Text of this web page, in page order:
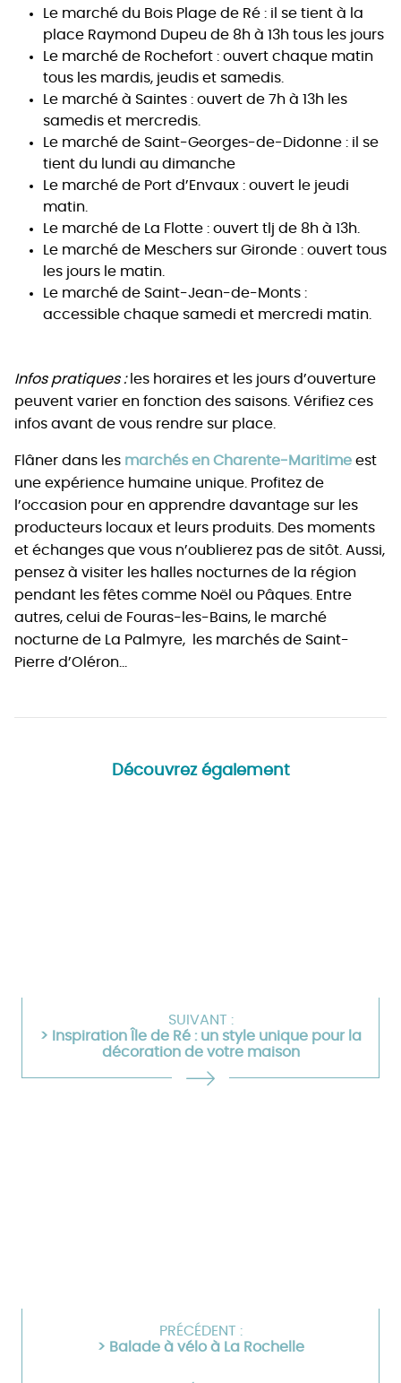
Le marché du Bois Plage de Ré : il se tient à la
place Raymond Dupeu de 8h à 13h tous les jours
Le marché de Rochefort : ouvert chaque matin
tous les mardis, jeudis et samedis.
Le marché à Saintes : ouvert de 7h à 13h les
samedis et mercredis.
Le marché de Saint-Georges-de-Didonne : il se
tient du lundi au dimanche
Le marché de Port d’Envaux : ouvert le jeudi
matin.
Le marché de La Flotte : ouvert tlj de 8h à 13h.
Le marché de Meschers sur Gironde : ouvert tous
les jours le matin.
Le marché de Saint-Jean-de-Monts :
accessible chaque samedi et mercredi matin.
Infos pratiques:les horaires et les jours d’ouverture
peuvent varier en fonction des saisons. Vérifiez ces
infos avant de vous rendre sur place.
Flâner dans les marchés en Charente-Maritime est
une expérience humaine unique. Profitez de
l’occasion pour en apprendre davantage sur les
producteurs locaux et leurs produits. Des moments
et échanges que vous n’oublierez pas de sitôt. Aussi,
pensez à visiter les halles nocturnes de la région
pendant les fêtes comme Noël ou Pâques. Entre
autres, celui de Fouras-les-Bains, le marché
nocturne de La Palmyre, les marchés de Saint-
Pierre d’Oléron…
Découvrez également
SUIVANT :
> Inspiration Île de Ré : un style unique pour la
décoration de votre maison
PRÉCÉDENT :
> Balade à vélo à La Rochelle